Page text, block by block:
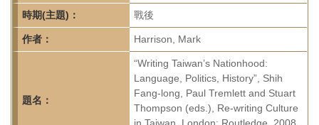
史
研
所-
時期(主題)： 戰後
作者： Harrison, Mark
題名：
“Writing Taiwan’s Nationhood:
Language, Politics, History”, Shih
Fang-long, Paul Tremlett and Stuart
Thompson (eds.), Re-writing Culture